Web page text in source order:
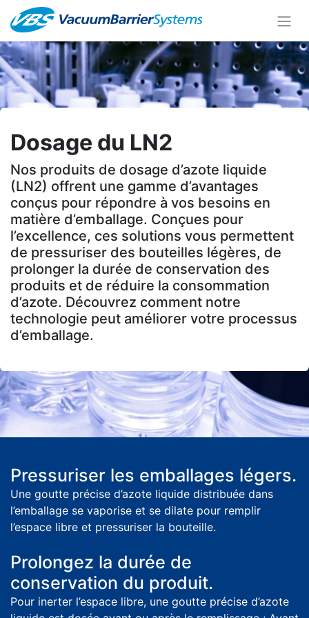
Dosage du LN2
Nos produits de dosage d’azote liquide
(LN2) offrent une gamme d’avantages
conçus pour répondre à vos besoins en
matière d’emballage. Conçues pour
l’excellence, ces solutions vous permettent
de pressuriser des bouteilles légères, de
prolonger la durée de conservation des
produits et de réduire la consommation
d’azote. Découvrez comment notre
technologie peut améliorer votre processus
d’emballage.
Pressuriser les emballages légers.
Une goutte précise d’azote liquide distribuée dans
l’emballage se vaporise et se dilate pour remplir
l’espace libre et pressuriser la bouteille.
Prolongez la durée de
conservation du produit.
Pour inerter l’espace libre, une goutte précise d’azote